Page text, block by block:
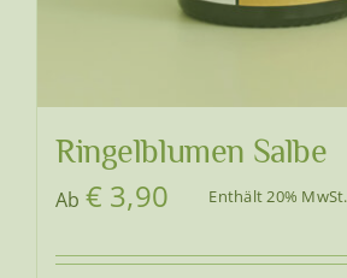
Ringelblumen Salbe
Ab € 3,90 Enthält 20% MwSt.